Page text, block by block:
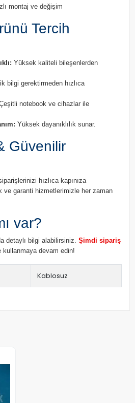
montaj ve değişim
Tercih
Yüksek kaliteli bileşenlerden
bilgi gerektirmeden hızlıca
notebook ve cihazlar ile
Yüksek dayanıklılık sunar.
Güvenilir
hızlıca kapınıza
ve garanti hizmetlerimizle her zaman
var?
detaylı bilgi alabilirsiniz. Şimdi sipariş
kullanmaya devam edin!
Kablosuz